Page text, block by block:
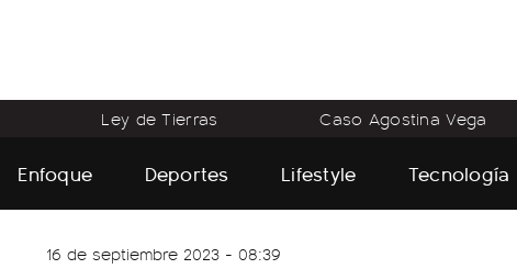
Ley de Tierras Caso Agostina Vega
Enfoque Deportes Lifestyle Tecnología
16 de septiembre 2023 - 08:39